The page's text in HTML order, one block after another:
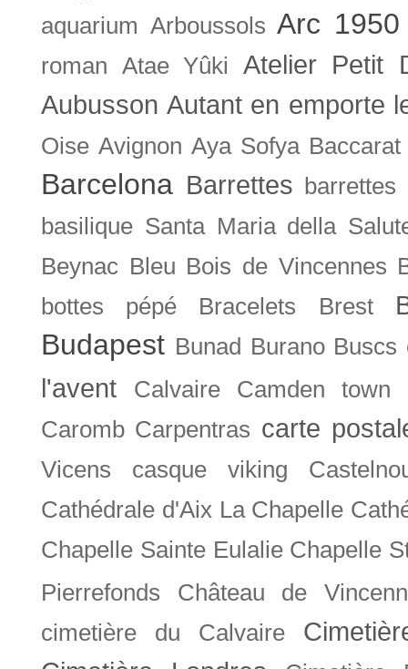
aquarium Arboussols Arc 1950
roman Atae Yûki
Atelier Petit
Aubusson Autant en emporte
Oise Avignon Aya Sofya Baccarat
Barcelona Barrettes barrettes
basilique Santa Maria della
Beynac Bleu Bois de Vincennes
bottes pépé
Bracelets Brest
Budapest Bunad Burano Buscs
l'avent Calvaire Camden town
Caromb Carpentras carte
Vicens casque viking
Cathédrale d'Aix La Chapelle
Chapelle Sainte Eulalie Chapelle
Pierrefonds
Château de
cimetière du Calvaire